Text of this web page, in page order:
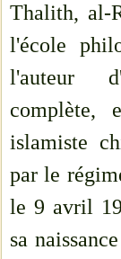
Thalith, al-
l'école
l'auteur
complète,
islamiste
par le
le 9 avril
sa